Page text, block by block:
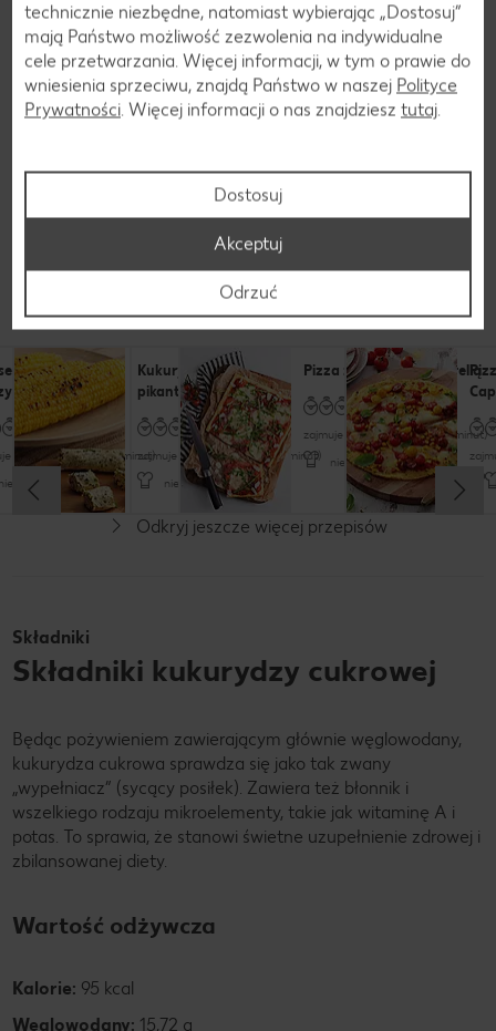
Przepisy
Dania z kukurydzą cukrową
kuleczki
(wegańskie)
trochę czasu (do 60 minut)
Kukurydza z grilla z
pikantnym masłem
zajmuje trochę czasu (do 60 minut)
nieskomplikowany
Pizza z salami i mozzarellą
zajmuje trochę czasu (do 60 minut)
nieskomplikowany
Odkryj jeszcze więcej przepisów
Składniki
Składniki kukurydzy cukrowej
Będąc pożywieniem zawierającym głównie węglowodany,
kukurydza cukrowa sprawdza się jako tak zwany
„wypełniacz” (sycący posiłek). Zawiera też błonnik i
wszelkiego rodzaju mikroelementy, takie jak witaminę A i
potas. To sprawia, że stanowi świetne uzupełnienie zdrowej i
zbilansowanej diety.
Wartość odżywcza
Kalorie: 95 kcal
Węglowodany: 15,72 g
technicznie niezbędne, natomiast wybierając „Dostosuj”
mają Państwo możliwość zezwolenia na indywidualne
cele przetwarzania. Więcej informacji, w tym o prawie do
wniesienia sprzeciwu, znajdą Państwo w naszej Polityce
Prywatności. Więcej informacji o nas znajdziesz tutaj.
Dostosuj
Odrzuć
Akceptuj